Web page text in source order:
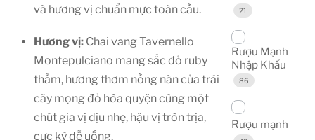
và hương vị chuẩn mực toàn cầu.
Hương vị: Chai vang Tavernello
Montepulciano mang sắc đỏ ruby
thẫm, hương thơm nồng nàn của trái
cây mọng đỏ hòa quyện cùng một
chút gia vị dịu nhẹ, hậu vị tròn trịa,
cực kỳ dễ uống.
21
Rượu Mạnh
Nhập Khẩu
86
Rượu mạnh